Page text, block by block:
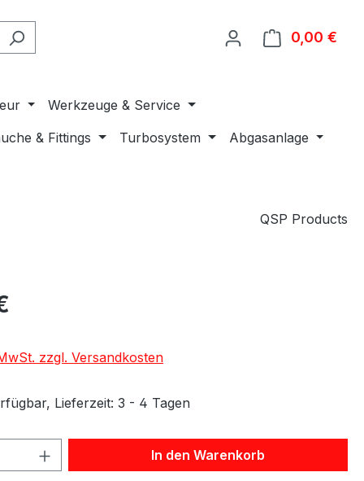
0,00 €
Werkzeuge & Service
& Fittings Turbosystem Abgasanlage
QSP Products
zzgl. Versandkosten
Lieferzeit: 3 - 4 Tagen
Anzahl: Gib den gewünschten Wert
In den Warenkorb